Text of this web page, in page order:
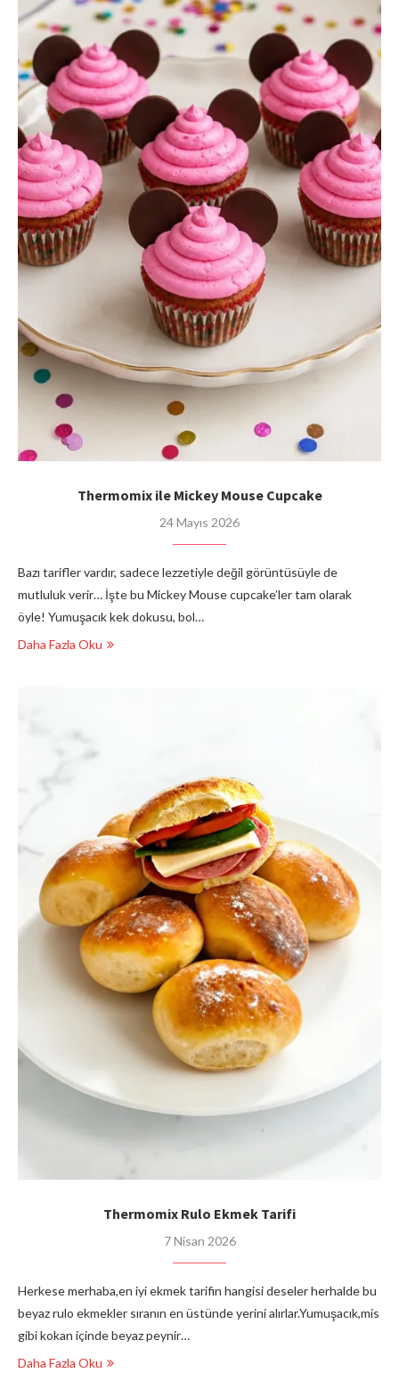
Thermomix ile Mickey Mouse Cupcake
24 Mayıs 2026
Bazı tarifler vardır, sadece lezzetiyle değil görüntüsüyle de
mutluluk verir… İşte bu Mickey Mouse cupcake’ler tam olarak
öyle! Yumuşacık kek dokusu, bol…
Daha Fazla Oku
Thermomix Rulo Ekmek Tarifi
7 Nisan 2026
Herkese merhaba,en iyi ekmek tarifin hangisi deseler herhalde bu
beyaz rulo ekmekler sıranın en üstünde yerini alırlar.Yumuşacık,mis
gibi kokan içinde beyaz peynir…
Daha Fazla Oku